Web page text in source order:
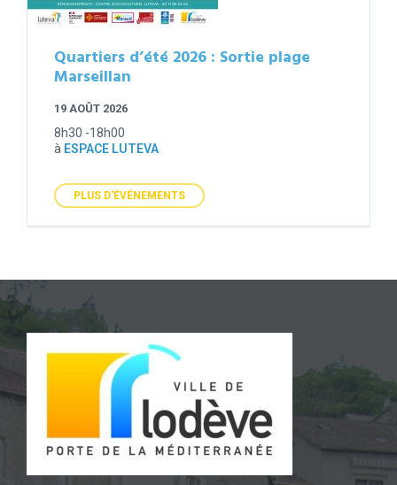
Quartiers d’été 2026 : Sortie plage
Marseillan
19 AOÛT 2026
8h30 -18h00
à ESPACE LUTEVA
PLUS D'ÉVÉNEMENTS